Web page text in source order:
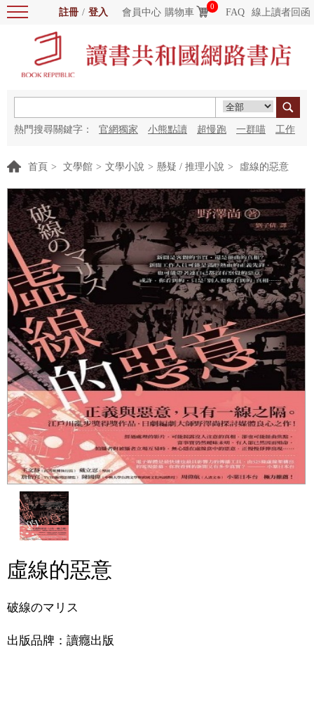
註冊 / 登入 會員中心 購物車
0
FAQ 線上讀者回函
熱門搜尋關鍵字： 官網獨家 小熊點讀 超慢跑 一群喵 工作
首頁 > 文學館 > 文學小說 > 懸疑 / 推理小說 > 虛線的惡意
虛線的惡意
破線のマリス
出版品牌：讀癮出版